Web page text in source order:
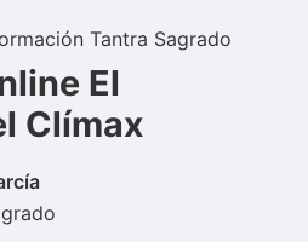
Tantra Sagrado
El
Clímax